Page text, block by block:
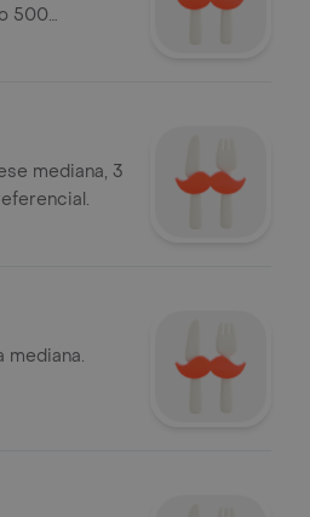
500
Bembos
mediana, 3
mediana.